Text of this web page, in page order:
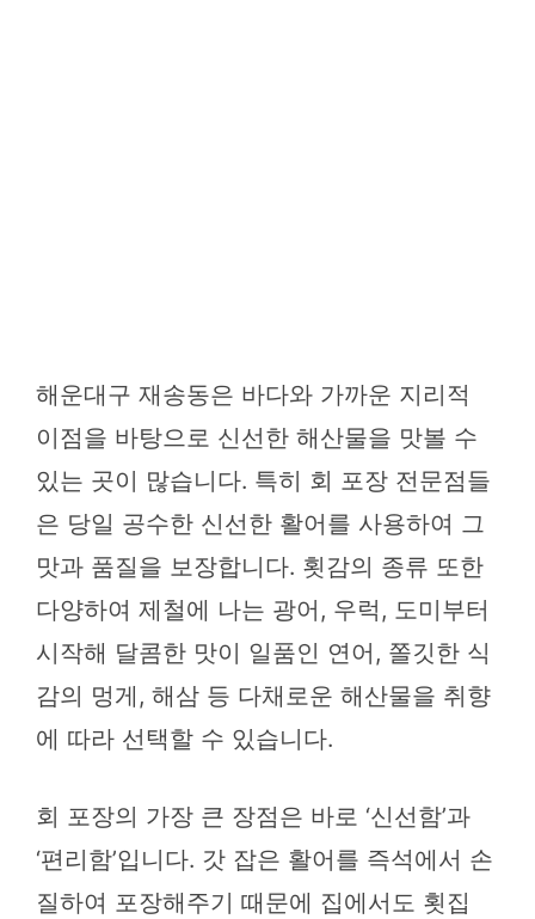
해운대구 재송동은 바다와 가까운 지리적
이점을 바탕으로 신선한 해산물을 맛볼 수
있는 곳이 많습니다. 특히 회 포장 전문점들
은 당일 공수한 신선한 활어를 사용하여 그
맛과 품질을 보장합니다. 횟감의 종류 또한
다양하여 제철에 나는 광어, 우럭, 도미부터
시작해 달콤한 맛이 일품인 연어, 쫄깃한 식
감의 멍게, 해삼 등 다채로운 해산물을 취향
에 따라 선택할 수 있습니다.
회 포장의 가장 큰 장점은 바로 ‘신선함’과
‘편리함’입니다. 갓 잡은 활어를 즉석에서 손
질하여 포장해주기 때문에 집에서도 횟집